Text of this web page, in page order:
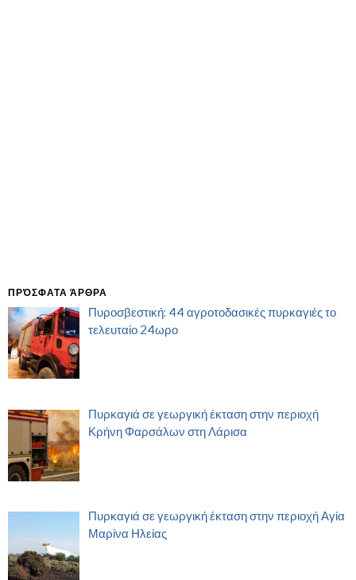
ΠΡΌΣΦΑΤΑ ΆΡΘΡΑ
Πυροσβεστική: 44 αγροτοδασικές πυρκαγιές το
τελευταίο 24ωρο
Πυρκαγιά σε γεωργική έκταση στην περιοχή
Κρήνη Φαρσάλων στη Λάρισα
Πυρκαγιά σε γεωργική έκταση στην περιοχή Αγία
Μαρίνα Ηλείας